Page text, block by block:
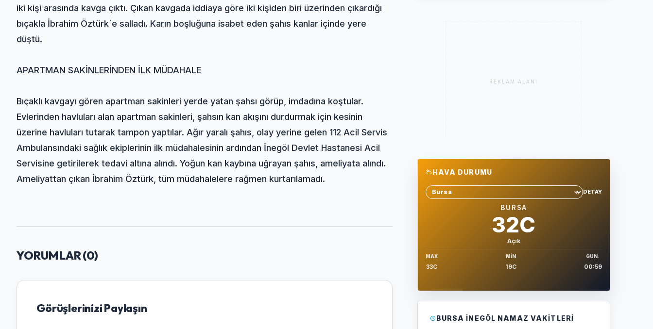
iki kişi arasında kavga çıktı. Çıkan kavgada iddiaya göre iki kişiden biri üzerinden çıkardığı
bıçakla İbrahim Öztürk´e salladı. Karın boşluğuna isabet eden şahıs kanlar içinde yere
düştü.
APARTMAN SAKİNLERİNDEN İLK MÜDAHALE
Bıçaklı kavgayı gören apartman sakinleri yerde yatan şahsı görüp, imdadına koştular.
Evlerinden havluları alan apartman sakinleri, şahsın kan akışını durdurmak için kesinin
üzerine havluları tutarak tampon yaptılar. Ağır yaralı şahıs, olay yerine gelen 112 Acil Servis
Ambulansındaki sağlık ekiplerinin ilk müdahalesinin ardından İnegöl Devlet Hastanesi Acil
Servisine getirilerek tedavi altına alındı. Yoğun kan kaybına uğrayan şahıs, ameliyata alındı.
Ameliyattan çıkan İbrahim Öztürk, tüm müdahalelere rağmen kurtarılamadı.
YORUMLAR (0)
Görüşlerinizi Paylaşın
REKLAM ALANI
HAVA DURUMU
Sehir sec
DETAY
BURSA
32C
Açık
MAX
33C
MIN
19C
GUN.
00:59
BURSA İNEGÖL NAMAZ VAKITLERI